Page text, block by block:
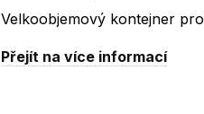
Velkoobjemový kontejner
Přejít na více informací